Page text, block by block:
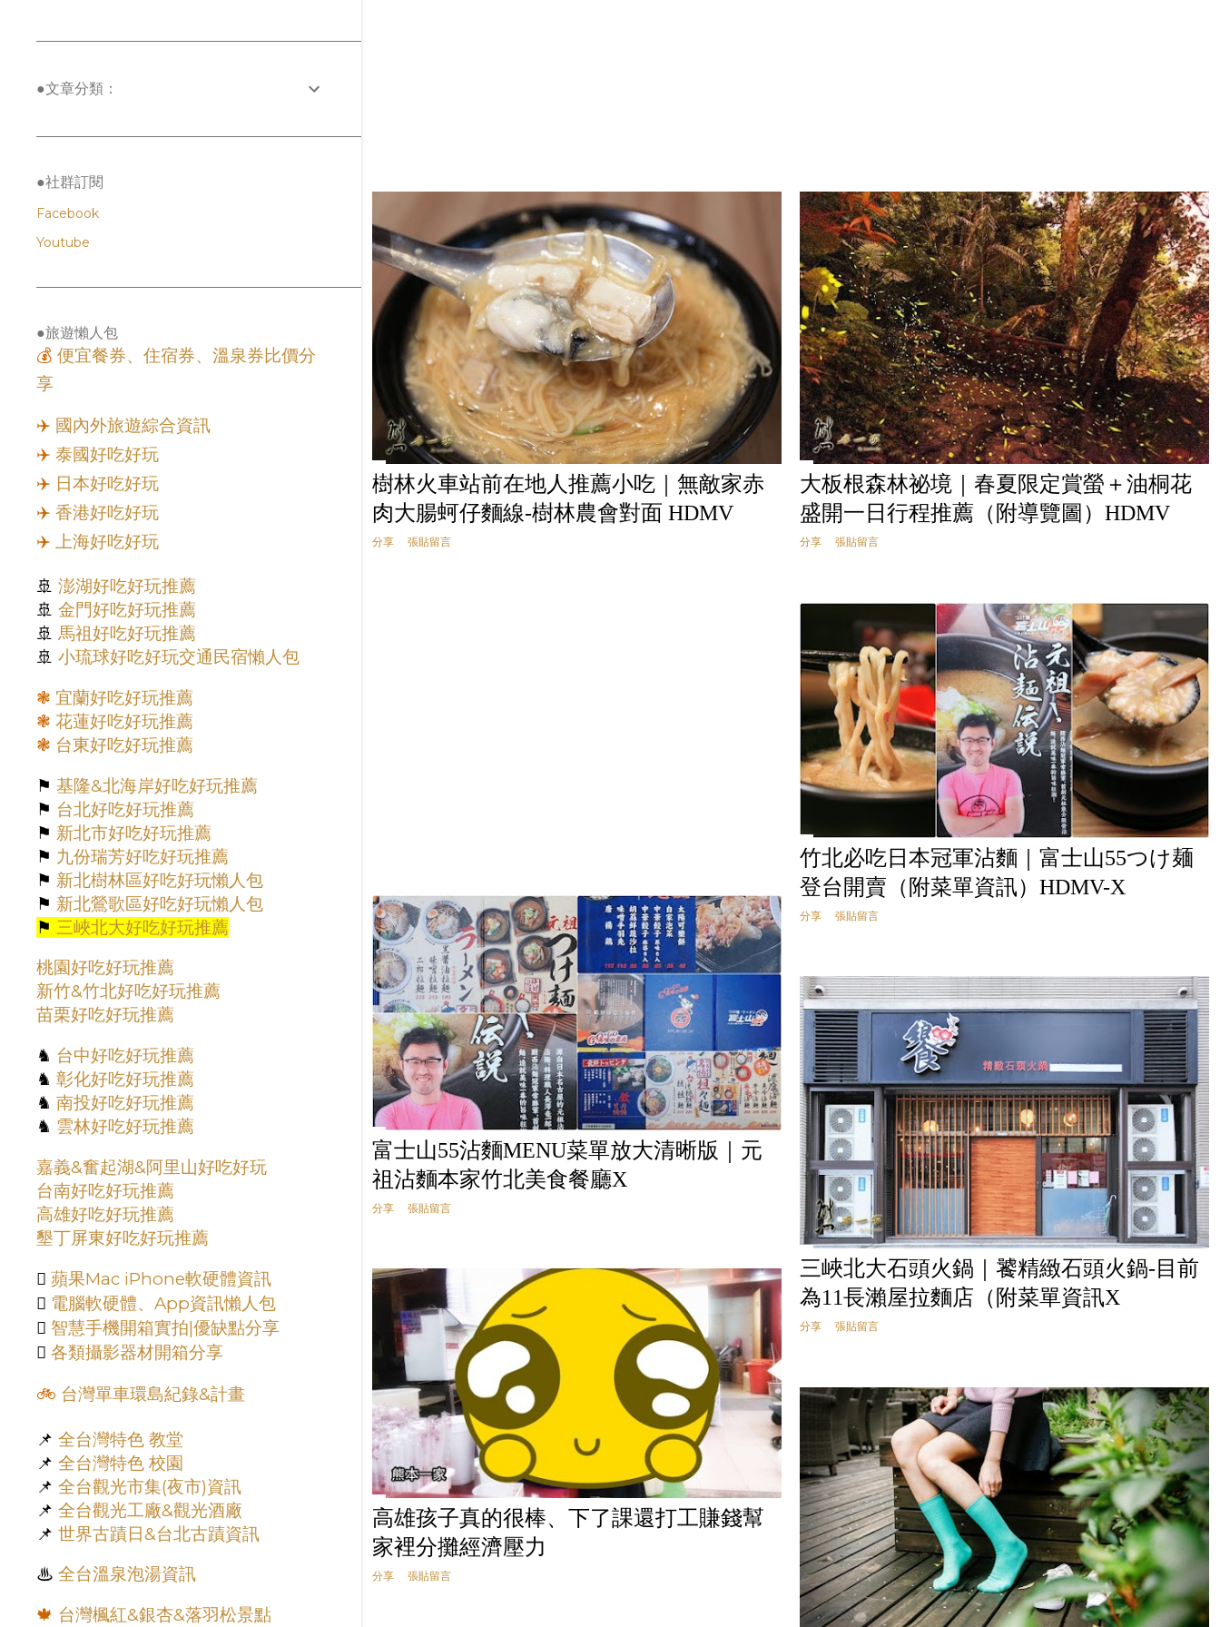
樹林火車站前在地人推薦小吃｜無敵家赤
肉大腸蚵仔麵線-樹林農會對面 HDMV
分享 張貼留言
大板根森林祕境｜春夏限定賞螢＋油桐花
盛開一日行程推薦（附導覽圖）HDMV
分享 張貼留言
竹北必吃日本冠軍沾麵｜富士山55つけ麺
登台開賣（附菜單資訊）HDMV-X
分享 張貼留言
富士山55沾麵MENU菜單放大清晰版｜元
祖沾麵本家竹北美食餐廳X
分享 張貼留言
三峽北大石頭火鍋｜饕精緻石頭火鍋-目前
為11長瀨屋拉麵店（附菜單資訊X
分享 張貼留言
高雄孩子真的很棒、下了課還打工賺錢幫
家裡分攤經濟壓力
分享 張貼留言
11月 2
8月 29
6月
21
5月 5
3月 3
1月 10
2024
5月 4
4月 1
3月
5
2023
50
11月 2
10月 7
9月 5
8月 4
7月
1
6月 2
5月 2
3月 4
2月 7
1月
14
2022 62
12月 13
10月 9
9月 4
8月 7
5月 5
3月
5
2月 7
2021
55
12月 1
11月 3
10月
9月 6
7月 2
6月 3
5月 3
3月 9
2月
10
1月 3
2020 117
12月
7
●文章分類：
●社群訂閱
Facebook
Youtube
●旅遊懶人包
💰 便宜餐券、住宿券、溫泉券比價分
享
✈️ 國內外旅遊綜合資訊
✈️ 泰國好吃好玩
✈️ 日本好吃好玩
✈️ 香港好吃好玩
✈️ 上海好吃好玩
🚢 澎湖好吃好玩推薦
🚢 金門好吃好玩推薦
🚢 馬祖好吃好玩推薦
🚢 小琉球好吃好玩交通民宿懶人包
❃ 宜蘭好吃好玩推薦
❃ 花蓮好吃好玩推薦
❃ 台東好吃好玩推薦
⚑ 基隆&北海岸好吃好玩推薦
⚑ 台北好吃好玩推薦
⚑ 新北市好吃好玩推薦
⚑ 九份瑞芳好吃好玩推薦
⚑ 新北樹林區好吃好玩懶人包
⚑ 新北鶯歌區好吃好玩懶人包
⚑ 三峽北大好吃好玩推薦
桃園好吃好玩推薦
新竹&竹北好吃好玩推薦
苗栗好吃好玩推薦
♞ 台中好吃好玩推薦
♞ 彰化好吃好玩推薦
♞ 南投好吃好玩推薦
♞ 雲林好吃好玩推薦
嘉義&奮起湖&阿里山好吃好玩
台南好吃好玩推薦
高雄好吃好玩推薦
墾丁屏東好吃好玩推薦
 蘋果Mac iPhone軟硬體資訊
 電腦軟硬體、App資訊懶人包
 智慧手機開箱實拍|優缺點分享
 各類攝影器材開箱分享
🚲 台灣單車環島紀錄&計畫
📌 全台灣特色 教堂
📌 全台灣特色 校園
📌 全台觀光市集(夜市)資訊
📌 全台觀光工廠&觀光酒廠
📌 世界古蹟日&台北古蹟資訊
♨︎ 全台溫泉泡湯資訊
🍁 台灣楓紅&銀杏&落羽松景點